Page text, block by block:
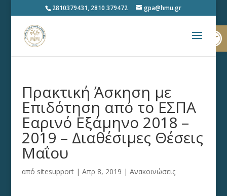
2810379431, 2810 379472 gpa@hmu.gr
Πρακτική Άσκηση με
Επιδότηση από το ΕΣΠΑ
Εαρινό Εξάμηνο 2018 –
2019 – Διαθέσιμες Θέσεις
Μαΐου
από sitesupport| Απρ 8, 2019 | Ανακοινώσεις